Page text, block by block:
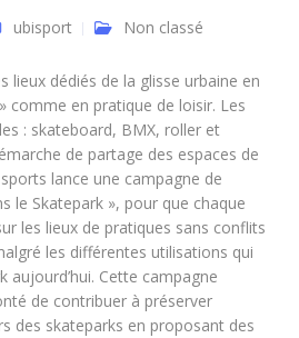
ubisport Non classé
lieux dédiés de la glisse urbaine en
comme en pratique de loisir. Les
: skateboard, BMX, roller et
de partage des espaces de
lance une campagne de
le Skatepark », pour que chaque
les lieux de pratiques sans conflits
les différentes utilisations qui
aujourd’hui. Cette campagne
de contribuer à préserver
des skateparks en proposant des